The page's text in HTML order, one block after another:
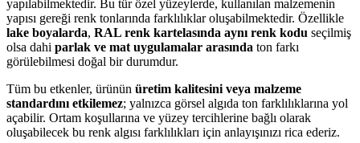
yapılabilmektedir. Bu tür özel yüzeylerde, kullanılan malzemenin
yapısı gereği renk tonlarında farklılıklar oluşabilmektedir. Özellikle
lake boyalarda, RAL renk kartelasında aynı renk kodu seçilmiş
olsa dahi parlak ve mat uygulamalar arasında ton farkı
görülebilmesi doğal bir durumdur.
Tüm bu etkenler, ürünün üretim kalitesini veya malzeme
standardını etkilemez; yalnızca görsel algıda ton farklılıklarına yol
açabilir. Ortam koşullarına ve yüzey tercihlerine bağlı olarak
oluşabilecek bu renk algısı farklılıkları için anlayışınızı rica ederiz.